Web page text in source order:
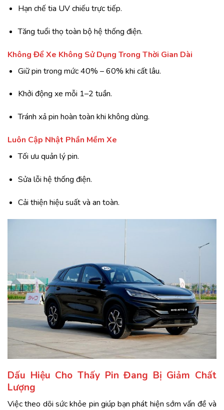
Hạn chế tia UV chiếu trực tiếp.
Tăng tuổi thọ toàn bộ hệ thống điện.
Không Để Xe Không Sử Dụng Trong Thời Gian Dài
Giữ pin trong mức 40% – 60% khi cất lâu.
Khởi động xe mỗi 1–2 tuần.
Tránh xả pin hoàn toàn khi không dùng.
Luôn Cập Nhật Phần Mềm Xe
Tối ưu quản lý pin.
Sửa lỗi hệ thống điện.
Cải thiện hiệu suất và an toàn.
Dấu Hiệu Cho Thấy Pin Đang Bị Giảm Chất
Lượng
Việc theo dõi sức khỏe pin giúp bạn phát hiện sớm vấn đề và